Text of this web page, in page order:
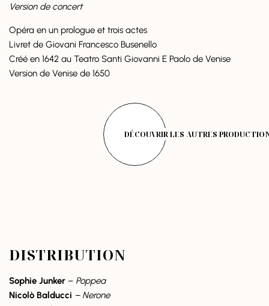
Version de concert
Opéra en un prologue et trois actes
Livret de Giovani Francesco Busenello
Créé en 1642 au Teatro Santi Giovanni E Paolo de Venise
Version de Venise de 1650
DÉCOUVRIR LES AUTRES
DISTRIBUTION
Sophie Junker – Poppea
Nicolò Balducci – Nerone